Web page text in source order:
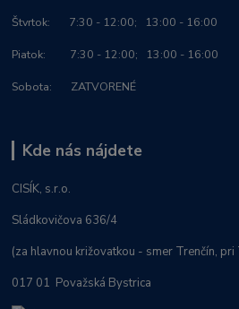
Štvrtok: 7:30 - 12:00; 13:00 - 16:00
Piatok: 7:30 - 12:00; 13:00 - 16:00
Sobota: ZATVORENÉ
Kde nás nájdete
CISÍK, s.r.o.
Sládkovičova 636/4
(za hlavnou križovatkou - smer Trenčín, pri
017 01 Považská Bystrica